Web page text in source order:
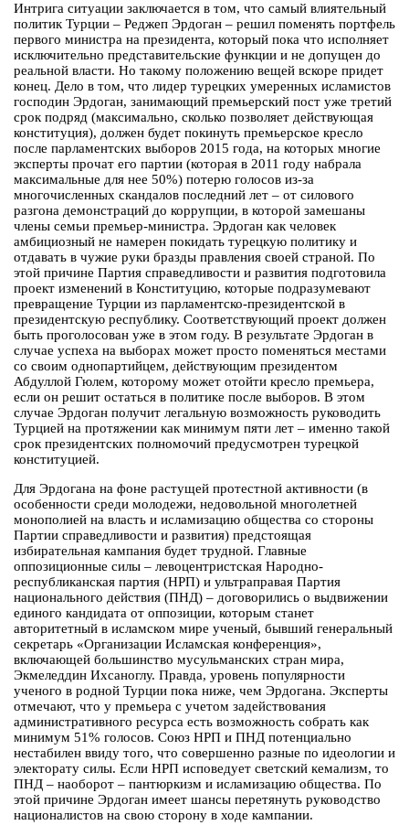
Интрига ситуации заключается в том, что самый влиятельный
политик Турции – Реджеп Эрдоган – решил поменять портфель
первого министра на президента, который пока что исполняет
исключительно представительские функции и не допущен до
реальной власти. Но такому положению вещей вскоре придет
конец. Дело в том, что лидер турецких умеренных исламистов
господин Эрдоган, занимающий премьерский пост уже третий
срок подряд (максимально, сколько позволяет действующая
конституция), должен будет покинуть премьерское кресло
после парламентских выборов 2015 года, на которых многие
эксперты прочат его партии (которая в 2011 году набрала
максимальные для нее 50%) потерю голосов из-за
многочисленных скандалов последний лет – от силового
разгона демонстраций до коррупции, в которой замешаны
члены семьи премьер-министра. Эрдоган как человек
амбициозный не намерен покидать турецкую политику и
отдавать в чужие руки бразды правления своей страной. По
этой причине Партия справедливости и развития подготовила
проект изменений в Конституцию, которые подразумевают
превращение Турции из парламентско-президентской в
президентскую республику. Соответствующий проект должен
быть проголосован уже в этом году. В результате Эрдоган в
случае успеха на выборах может просто поменяться местами
со своим однопартийцем, действующим президентом
Абдуллой Гюлем, которому может отойти кресло премьера,
если он решит остаться в политике после выборов. В этом
случае Эрдоган получит легальную возможность руководить
Турцией на протяжении как минимум пяти лет – именно такой
срок президентских полномочий предусмотрен турецкой
конституцией.
Для Эрдогана на фоне растущей протестной активности (в
особенности среди молодежи, недовольной многолетней
монополией на власть и исламизацию общества со стороны
Партии справедливости и развития) предстоящая
избирательная кампания будет трудной. Главные
оппозиционные силы – левоцентристская Народно-
республиканская партия (НРП) и ультраправая Партия
национального действия (ПНД) – договорились о выдвижении
единого кандидата от оппозиции, которым станет
авторитетный в исламском мире ученый, бывший генеральный
секретарь «Организации Исламская конференция»,
включающей большинство мусульманских стран мира,
Экмеледдин Ихсаноглу. Правда, уровень популярности
ученого в родной Турции пока ниже, чем Эрдогана. Эксперты
отмечают, что у премьера с учетом задействования
административного ресурса есть возможность собрать как
минимум 51% голосов. Союз НРП и ПНД потенциально
нестабилен ввиду того, что совершенно разные по идеологии и
электорату силы. Если НРП исповедует светский кемализм, то
ПНД – наоборот – пантюркизм и исламизацию общества. По
этой причине Эрдоган имеет шансы перетянуть руководство
националистов на свою сторону в ходе кампании.